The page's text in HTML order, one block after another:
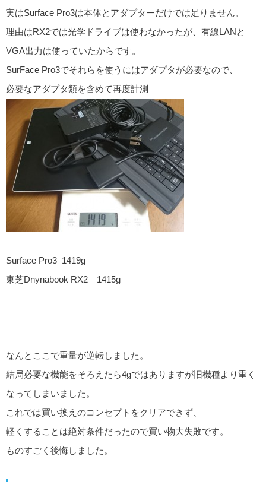
実はSurface Pro3は本体とアダプターだけでは足りません。
理由はRX2では光学ドライブは使わなかったが、有線LANと
VGA出力は使っていたからです。
SurFace Pro3でそれらを使うにはアダプタが必要なので、
必要なアダプタ類を含めて再度計測
Surface Pro3 1419g
東芝Dnynabook RX2 1415g
なんとここで重量が逆転しました。
結局必要な機能をそろえたら4gではありますが旧機種より重く
なってしまいました。
これでは買い換えのコンセプトをクリアできず、
軽くすることは絶対条件だったので買い物大失敗です。
ものすごく後悔しました。